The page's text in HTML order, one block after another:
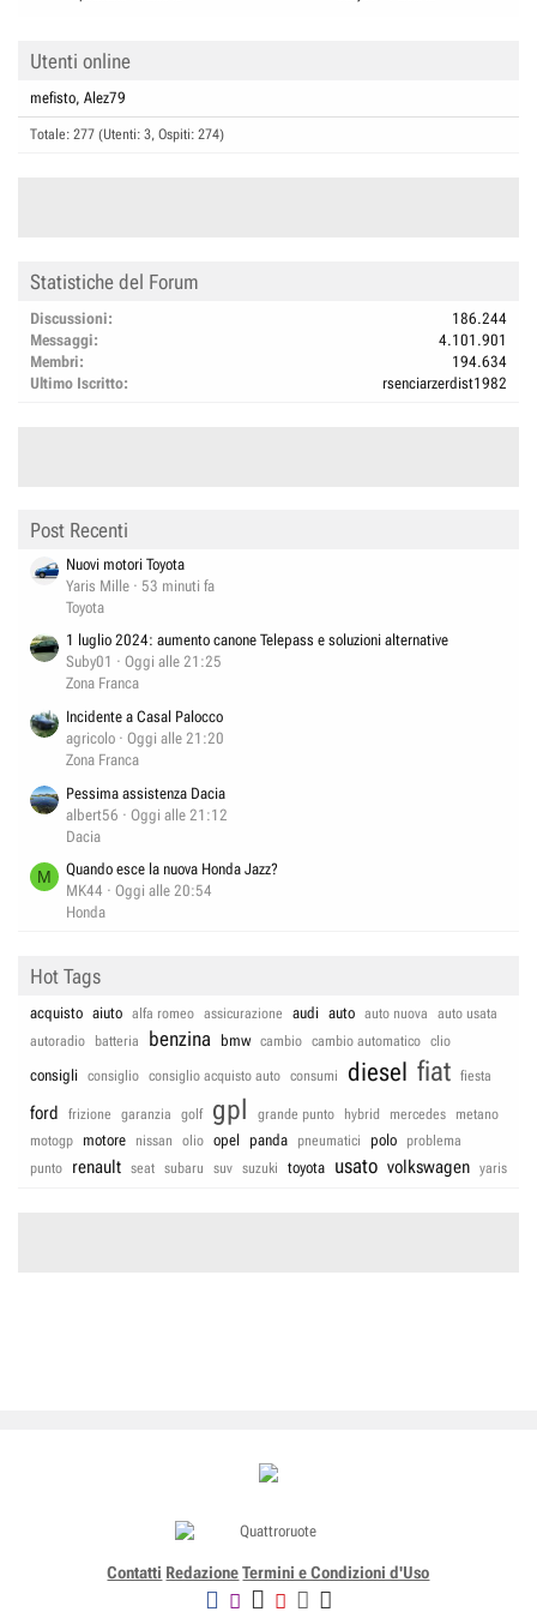
Utenti online
mefisto Alez79
Totale: 277 (Utenti: 3, Ospiti: 274)
Statistiche del Forum
Discussioni
186.244
Messaggi
4.101.901
Membri
194.634
Ultimo Iscritto
rsenciarzerdist1982
Post Recenti
Nuovi motori Toyota
Yaris Mille
53 minuti fa
Toyota
1 luglio 2024: aumento canone Telepass e soluzioni alternative
Suby01
Oggi alle 21:25
Zona Franca
Incidente a Casal Palocco
agricolo
Oggi alle 21:20
Zona Franca
Pessima assistenza Dacia
albert56
Oggi alle 21:12
Dacia
M
Quando esce la nuova Honda Jazz?
MK44
Oggi alle 20:54
Honda
Hot Tags
acquisto aiuto alfa romeo assicurazione audi auto auto nuova
auto usata
autoradio
batteria benzina bmw cambio cambio automatico clio
consigli consiglio consiglio acquisto auto consumi diesel fiat fiesta
ford frizione garanzia golf gpl grande punto hybrid mercedes
metano
motogp
motore nissan olio opel panda pneumatici polo
problema
punto
renault seat subaru suv suzuki toyota usato volkswagen yaris
Contatti Redazione Termini e Condizioni d'Uso